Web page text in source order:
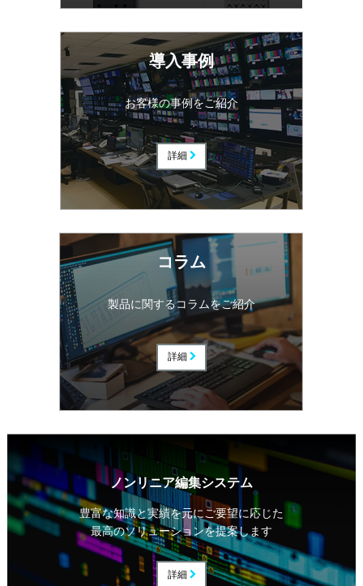
導入事例
お客様の事例をご紹介
詳細
コラム
製品に関するコラムをご紹介
詳細
ノンリニア編集システム
豊富な知識と実績を元にご要望に応じた
最高のソリューションを提案します
詳細